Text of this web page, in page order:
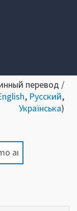
перевод /
, Русский,
Українська)